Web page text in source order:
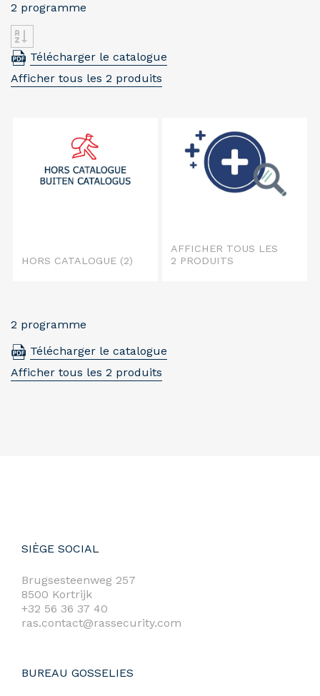
2 programme
Télécharger le catalogue
Afficher tous les 2 produits
HORS CATALOGUE (2)
AFFICHER TOUS LES
2 PRODUITS
2 programme
Télécharger le catalogue
Afficher tous les 2 produits
SIÈGE SOCIAL
Brugsesteenweg 257
8500 Kortrijk
+32 56 36 37 40
ras.contact@rassecurity.com
BUREAU GOSSELIES